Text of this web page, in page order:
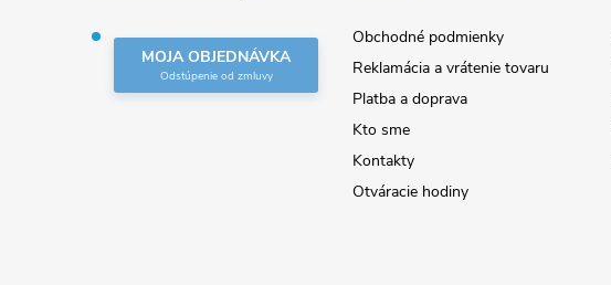
MOJA OBJEDNÁVKA
Obchodné podmienky
Reklamácia a vrátenie tovaru
Platba a doprava
Kto sme
Kontakty
Otváracie hodiny